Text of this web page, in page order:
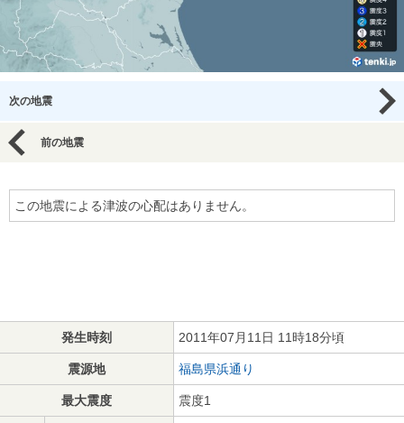
次の地震
前の地震
この地震による津波の心配はありません。
発生時刻 2011年07月11日 11時18分頃
震源地 福島県浜通り
最大震度 震度1